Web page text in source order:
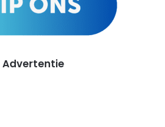
Advertentie